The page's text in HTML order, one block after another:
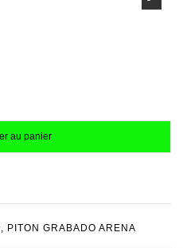
au panier
PITON GRABADO ARENA